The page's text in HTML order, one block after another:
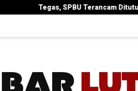
SPBU Terancam Ditutup, NIB